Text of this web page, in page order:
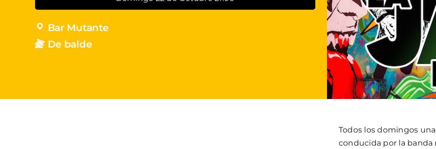
Bar Mutante
De balde
Todos los domingos
conducida por la